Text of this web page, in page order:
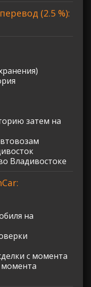
(2.5 %):
затем на
Владивостоке
на
с момента
момента